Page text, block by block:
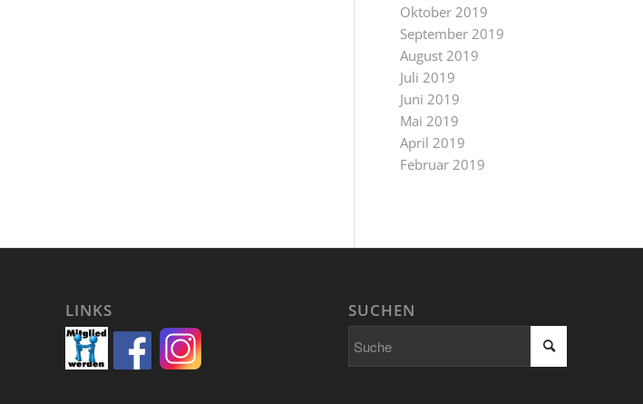
Oktober 2019
September 2019
August 2019
Juli 2019
Juni 2019
Mai 2019
April 2019
Februar 2019
LINKS SUCHEN